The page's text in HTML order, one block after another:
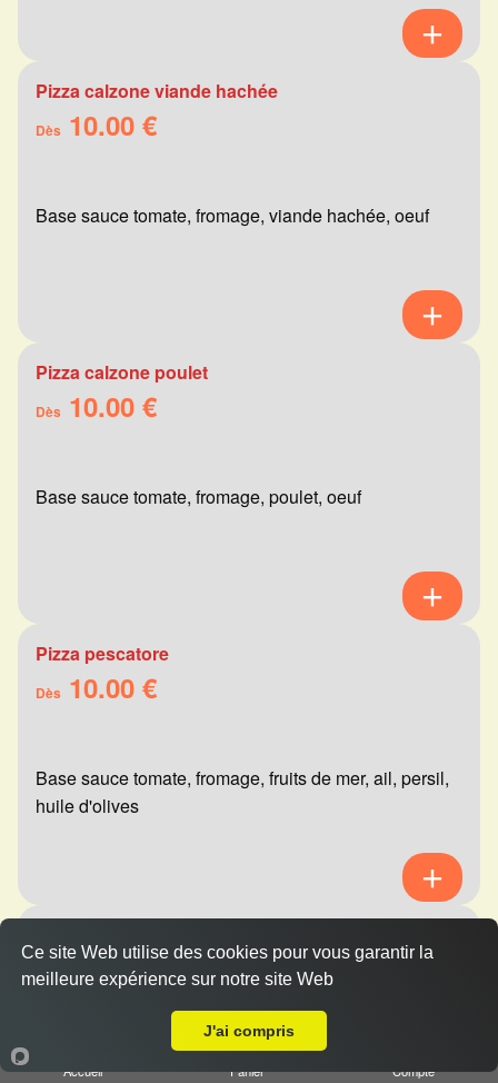
Pizza calzone viande hachée
Dès 10.00 €
Base sauce tomate, fromage, viande hachée, oeuf
Pizza calzone poulet
Dès 10.00 €
Base sauce tomate, fromage, poulet, oeuf
Pizza pescatore
Dès 10.00 €
Base sauce tomate, fromage, fruits de mer, ail, persil,
huile d'olives
Dès10.00 €
Base sauce tomate, fromage, viande hachée,
Accueil Panier Compte
Ce site Web utilise des cookies pour vous garantir la
meilleure expérience sur notre site Web
J'ai compris